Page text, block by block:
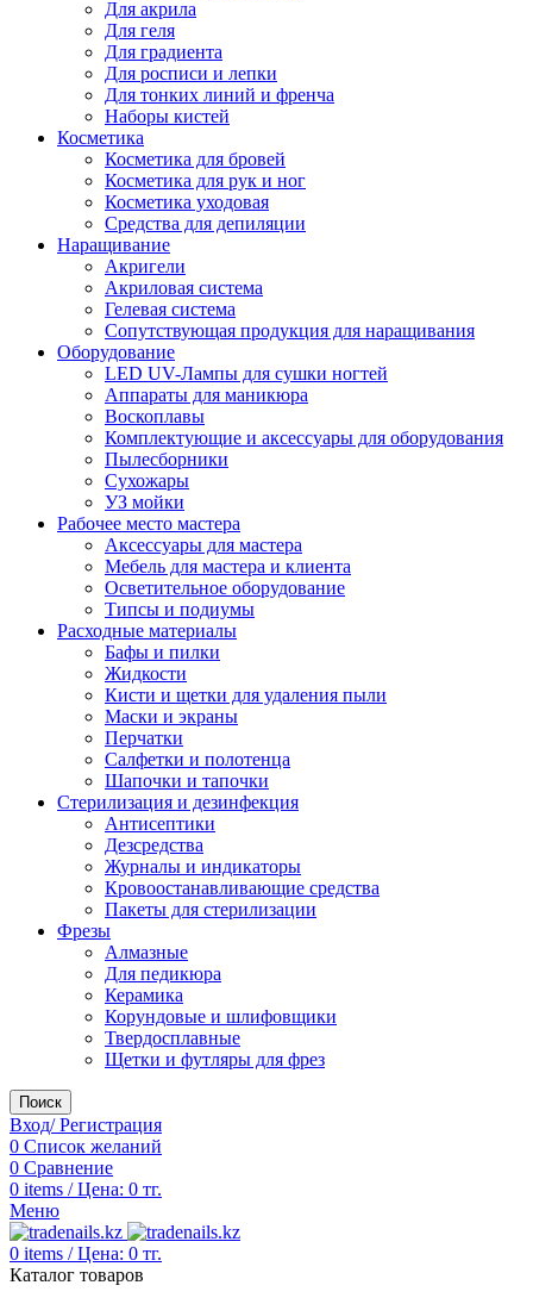
Для акрила
Для геля
Для градиента
Для росписи и лепки
Для тонких линий и френча
Наборы кистей
Косметика
Косметика для бровей
Косметика для рук и ног
Косметика уходовая
Средства для депиляции
Наращивание
Акригели
Акриловая система
Гелевая система
Сопутствующая продукция для наращивания
Оборудование
LED UV-Лампы для сушки ногтей
Аппараты для маникюра
Воскоплавы
Комплектующие и аксессуары для оборудования
Пылесборники
Сухожары
УЗ мойки
Рабочее место мастера
Аксессуары для мастера
Мебель для мастера и клиента
Осветительное оборудование
Типсы и подиумы
Расходные материалы
Бафы и пилки
Жидкости
Кисти и щетки для удаления пыли
Маски и экраны
Перчатки
Салфетки и полотенца
Шапочки и тапочки
Стерилизация и дезинфекция
Антисептики
Дезсредства
Журналы и индикаторы
Кровоостанавливающие средства
Пакеты для стерилизации
Фрезы
Алмазные
Для педикюра
Керамика
Корундовые и шлифовщики
Твердосплавные
Щетки и футляры для фрез
Поиск
Вход/ Регистрация
0 Список желаний
0 Сравнение
0 items / Цена: 0 тг.
Меню
0 items / Цена: 0 тг.
Каталог товаров